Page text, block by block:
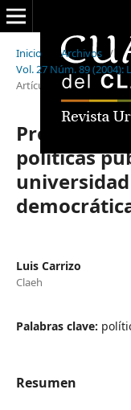
Inicio Archivos /
Vol. 27 Núm. 89
Artículos
Producción
políticas
Luis Carrizo
Claeh
Palabras clave:
Resumen